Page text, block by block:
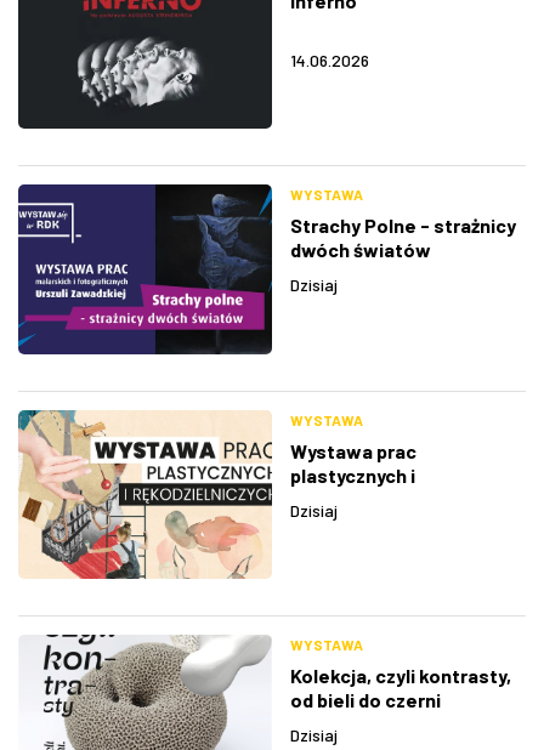
14.06.2026
WYSTAWA
Strachy Polne - strażnicy
dwóch światów
Dzisiaj
WYSTAWA
Wystawa prac
plastycznych i
Dzisiaj
WYSTAWA
Kolekcja, czyli kontrasty,
od bieli do czerni
Dzisiaj